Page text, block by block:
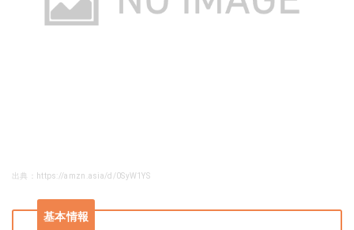
出典：https://amzn.asia/d/0SyW1YS
基本情報